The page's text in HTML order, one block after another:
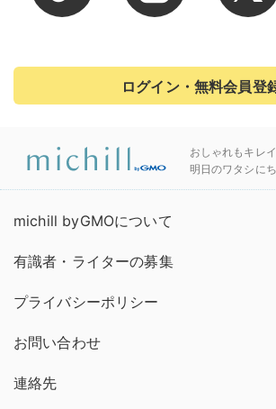
ログイン・無料会員登
おしゃれもキレイ
明日のワタシに
michill byGMOについて
有識者・ライターの募集
プライバシーポリシー
お問い合わせ
連絡先